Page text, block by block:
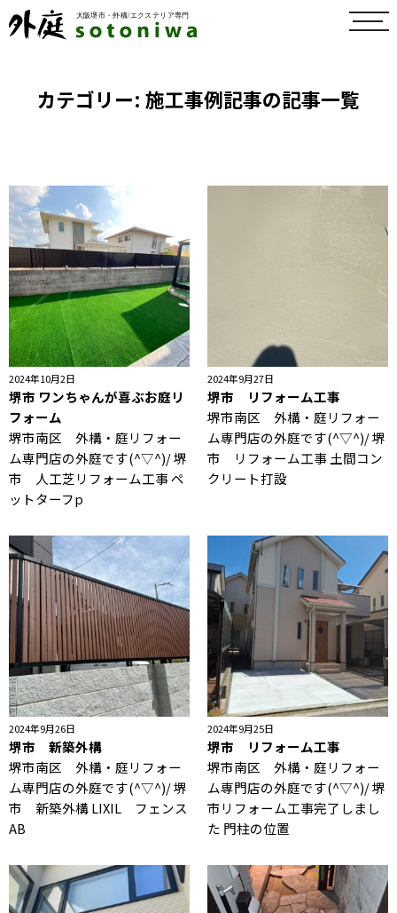
toggle
カテゴリー:施工事例記事の記事一覧
2024年10月2日
堺市 ワンちゃんが喜ぶお庭リ
フォーム
堺市南区 外構・庭リフォー
ム専門店の外庭です(^▽^)/ 堺
市 人工芝リフォーム工事 ペ
ットターフp
2024年9月27日
堺市 リフォーム工事
堺市南区 外構・庭リフォー
ム専門店の外庭です(^▽^)/ 堺
市 リフォーム工事 土間コン
クリート打設
2024年9月26日
堺市 新築外構
堺市南区 外構・庭リフォー
ム専門店の外庭です(^▽^)/ 堺
市 新築外構 LIXIL フェンス
AB
2024年9月25日
堺市 リフォーム工事
堺市南区 外構・庭リフォー
ム専門店の外庭です(^▽^)/ 堺
市リフォーム工事完了しまし
た 門柱の位置